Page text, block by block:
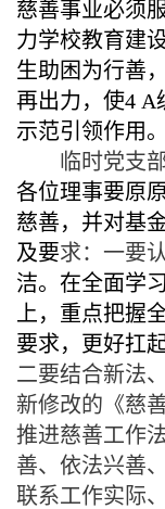
慈善事业必须
力学校教育建
生助困为行善
再出力，使4 A
示范引领作用。
临时党支
各位理事要原
慈善，并对基
及要求：一要
洁。在全面学
上，重点把握
要求，更好扛
二要结合新法
新修改的《慈
推进慈善工作
善、依法兴善
联系工作实际